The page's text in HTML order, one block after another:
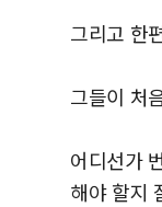
그리고 한
그들이 처
어디선가
해야 할지